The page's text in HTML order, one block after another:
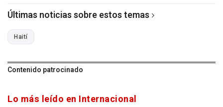
Últimas noticias sobre estos temas
Haití
Contenido patrocinado
Lo más leído en Internacional